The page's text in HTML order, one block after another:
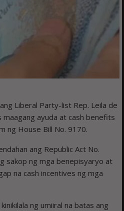
Liberal Party-list Rep. Leila de
maagang ayuda at cash benefits
ng House Bill No. 9170.
ang Republic Act No.
sakop ng mga benepisyaryo at
na cash incentives ng mga
ng umiiral na batas ang